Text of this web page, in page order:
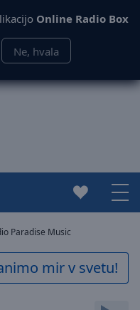
Online Radio Box
Ne, hvala
Paradise Music
mir v svetu!